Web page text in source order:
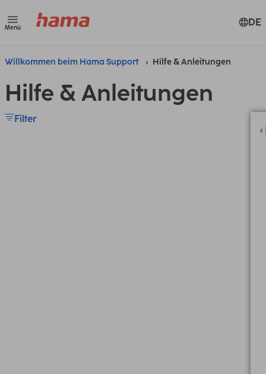
Menü DE
Willkommen beim Hama Support Hilfe & Anleitungen
Hilfe & Anleitungen
Filter